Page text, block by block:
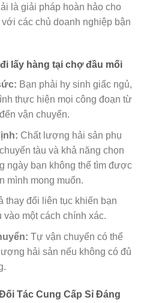
là giải pháp hoàn hảo cho
các chủ doanh nghiệp bận
lấy hàng tại chợ đầu mối
Bạn phải hy sinh giấc ngủ,
thực hiện mọi công đoạn từ
vận chuyển.
Chất lượng hải sản phụ
tàu và khả năng chọn
ngày bạn không thể tìm được
mình mong muốn.
thay đổi liên tục khiến bạn
vào một cách chính xác.
Tự vận chuyển có thể
hải sản nếu không có đủ
Tác Cung Cấp Sỉ Đáng